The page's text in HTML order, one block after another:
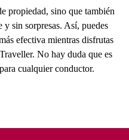
propiedad, sino que también
y sin sorpresas. Así, puedes
efectiva mientras disfrutas
No hay duda que es
cualquier conductor.